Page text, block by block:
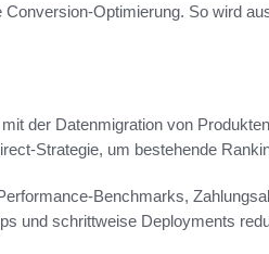
Optimierung. So wird
der Datenmigration von
Strategie, um bestehende
Benchmarks,
und schrittweise Deployments